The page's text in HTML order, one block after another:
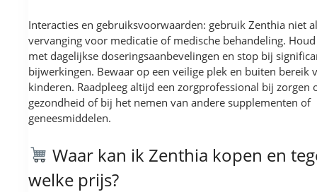
Interacties en gebruiksvoorwaarden: gebruik Zenthia niet
vervanging voor medicatie of medische behandeling.
met dagelijkse doseringsaanbevelingen en stop bij
bijwerkingen. Bewaar op een veilige plek en buiten bereik
kinderen. Raadpleeg altijd een zorgprofessional bij zorgen
gezondheid of bij het nemen van andere supplementen of
geneesmiddelen.
Waar kan ik Zenthia kopen en
welke prijs?